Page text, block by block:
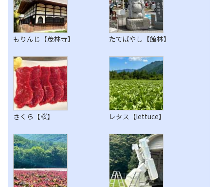
もりんじ【茂林寺】 たてばやし【館林】
さくら【桜】 レタス【lettuce】